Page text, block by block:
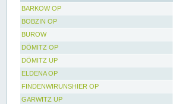
BARKOW OP
BOBZIN OP
BUROW
DÖMITZ OP
DÖMITZ UP
ELDENA OP
FINDENWIRUNSHIER OP
GARWITZ UP